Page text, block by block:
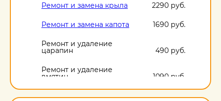
Ремонт и замена крыла 2290 руб.
Ремонт и замена капота 1690 руб.
Ремонт и удаление
царапин 490 руб.
Ремонт и удаление
вмятин 1090 руб.
Ремонт и удаление